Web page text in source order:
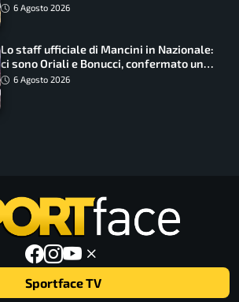
6 Agosto 2026
Lo staff ufficiale di Mancini in Nazionale:
ci sono Oriali e Bonucci, confermato un
ritorno
6 Agosto 2026
Sportface TV